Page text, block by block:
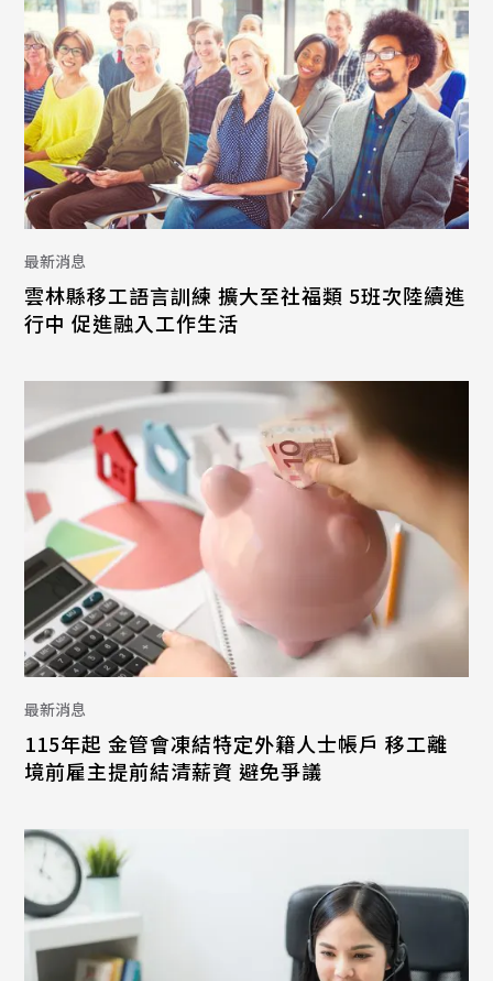
最新消息
雲林縣移工語言訓練 擴大至社福類 5班次陸續進
行中 促進融入工作生活
最新消息
115年起 金管會凍結特定外籍人士帳戶 移工離
境前雇主提前結清薪資 避免爭議